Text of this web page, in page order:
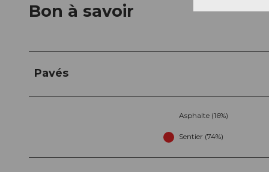
Bon à savoir
Pavés
Asphalte (16%)
Sentier (74%)